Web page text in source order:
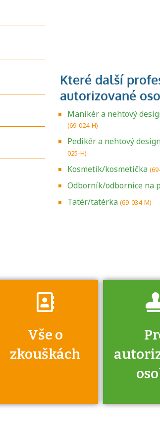
Manikér a nehtový
(69-024-H)
Pedikér a nehtový
025-H)
Kosmetik/kosmetička
Odborník/odbornice na
Tatér/tatérka (69-034-M)
Vše o
zkouškách
Zjistěte, jak se
přihlásit ke